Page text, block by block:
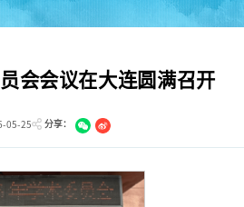
会会议在大连圆满召开
05-25 分享：